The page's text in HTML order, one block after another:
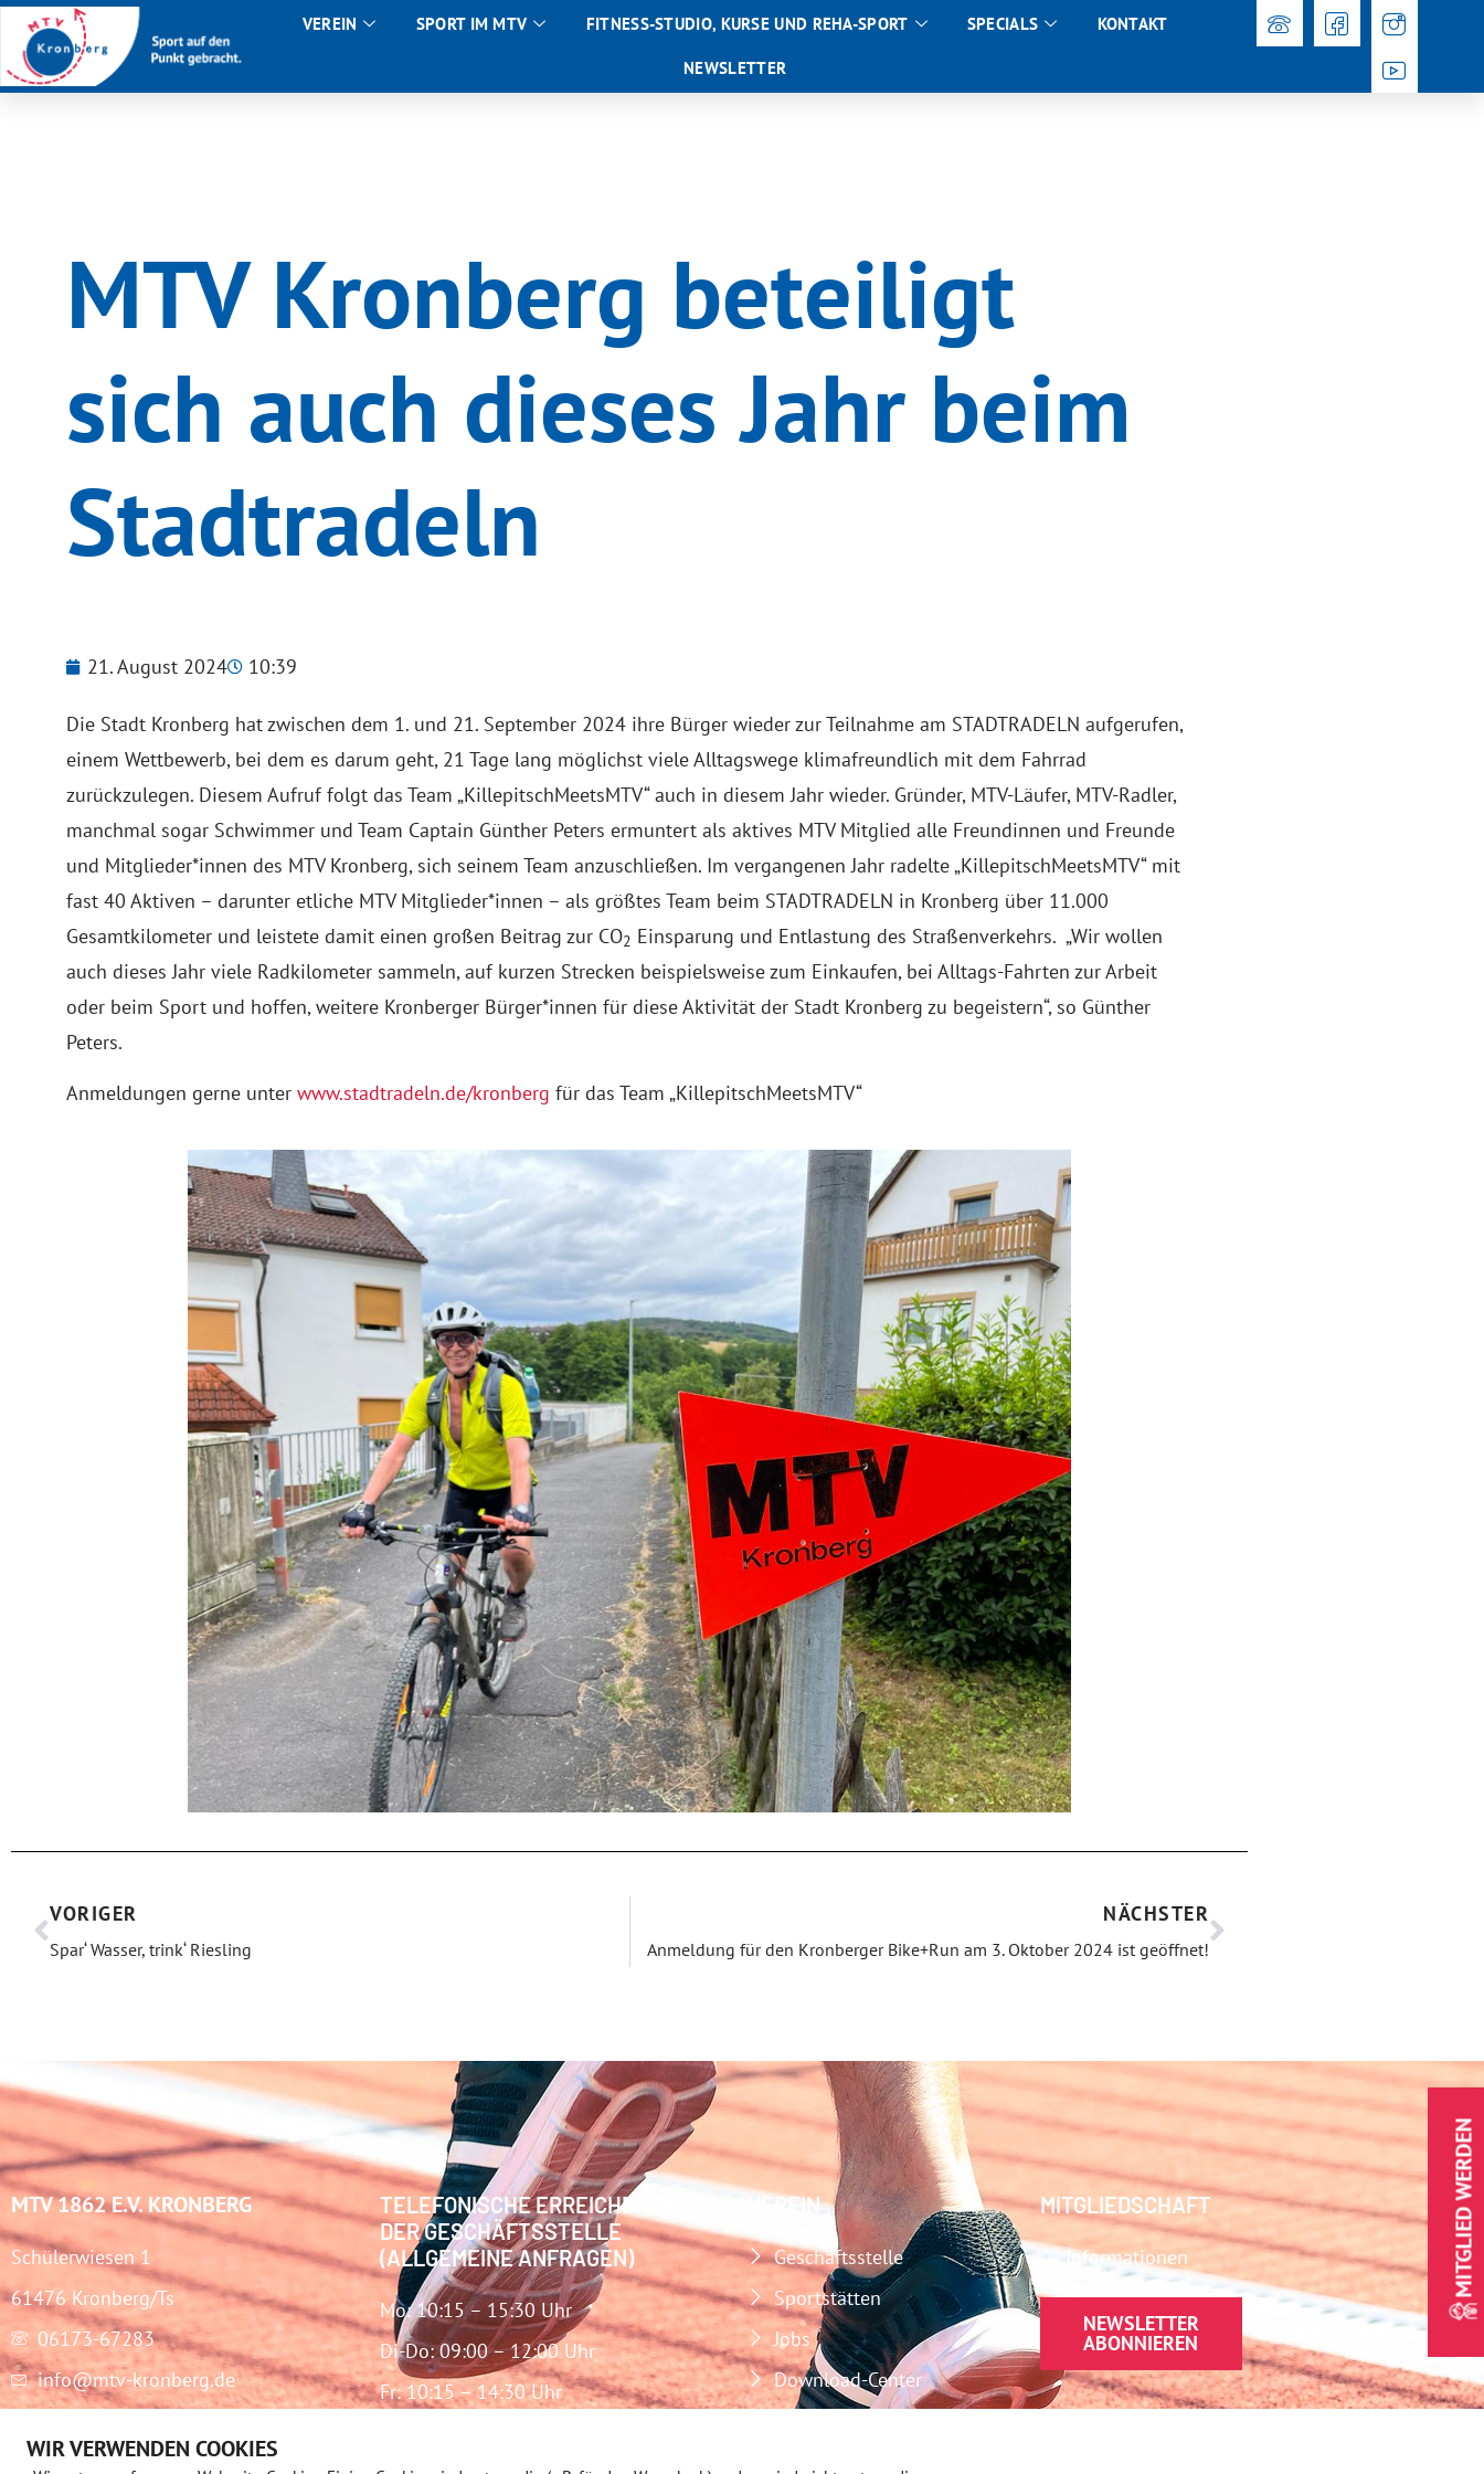
VEREIN SPORT IM MTV FITNESS-STUDIO, KURSE UND REHA-SPORT SPECIALS KONTAKT
NEWSLETTER
MTV Kronberg beteiligt
sich auch dieses Jahr beim
Stadtradeln
21. August 2024 10:39
Die Stadt Kronberg hat zwischen dem 1. und 21. September 2024 ihre Bürger wieder zur Teilnahme am STADTRADELN aufgerufen,
einem Wettbewerb, bei dem es darum geht, 21 Tage lang möglichst viele Alltagswege klimafreundlich mit dem Fahrrad
zurückzulegen. Diesem Aufruf folgt das Team „KillepitschMeetsMTV“ auch in diesem Jahr wieder. Gründer, MTV-Läufer, MTV-Radler,
manchmal sogar Schwimmer und Team Captain Günther Peters ermuntert als aktives MTV Mitglied alle Freundinnen und Freunde
und Mitglieder*innen des MTV Kronberg, sich seinem Team anzuschließen. Im vergangenen Jahr radelte „KillepitschMeetsMTV“ mit
fast 40 Aktiven – darunter etliche MTV Mitglieder*innen – als größtes Team beim STADTRADELN in Kronberg über 11.000
Gesamtkilometer und leistete damit einen großen Beitrag zur CO2 Einsparung und Entlastung des Straßenverkehrs. „Wir wollen
auch dieses Jahr viele Radkilometer sammeln, auf kurzen Strecken beispielsweise zum Einkaufen, bei Alltags-Fahrten zur Arbeit
oder beim Sport und hoffen, weitere Kronberger Bürger*innen für diese Aktivität der Stadt Kronberg zu begeistern“, so Günther
Peters.
Anmeldungen gerne unter www.stadtradeln.de/kronberg für das Team „KillepitschMeetsMTV“
VORIGER
Spar‘ Wasser, trink‘ Riesling
NÄCHSTER
Anmeldung für den Kronberger Bike+Run am 3. Oktober 2024 ist geöffnet!
MTV 1862 E.V. KRONBERG
Schülerwiesen 1
61476 Kronberg/Ts
06173-67283
info@mtv-kronberg.de
TELEFONISCHE ERREICHBARKEIT
DER GESCHÄFTSSTELLE
(ALLGEMEINE ANFRAGEN)
Mo: 10:15 – 15:30 Uhr
Di-Do: 09:00 – 12:00 Uhr
Fr: 10:15 – 14:30 Uhr
VEREIN
Geschäftsstelle
Sportstätten
Jobs
Download-Center
MITGLIEDSCHAFT
Informationen
NEWSLETTER
ABONNIEREN
MITGLIED WERDEN
WIR VERWENDEN COOKIES